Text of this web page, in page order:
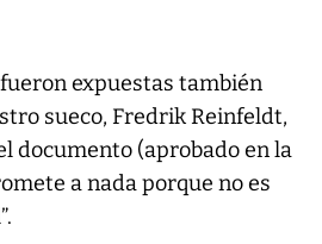
expuestas también
sueco, Fredrik Reinfeldt,
documento (aprobado en la
a nada porque no es